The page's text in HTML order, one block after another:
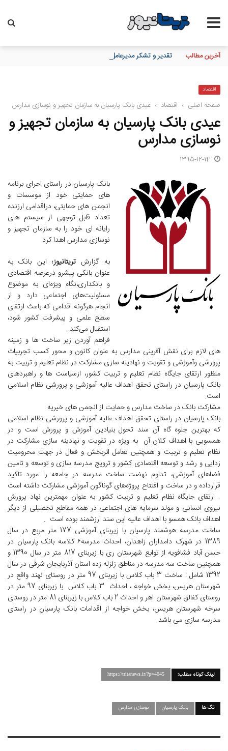
آخرین مطالب تقدیر و تشکر مدیرعامل پست بانک ایران از کلیه همکاران موثر در
اقتصاد
صفحه اصلی › اقتصاد › عیدی بانک پارسیان به سازمان تجهیز و نوسازی مدارس
عیدی بانک پارسیان به سازمان تجهیز و
نوسازی مدارس
1395-12-14
بانک پارسیان در راستای اجرای برنامه
های حمایتی خود از موسسات و
انجمن های حمایتی، دراقدامی ارزنده
تعداد قابل توجهی از سیستم های
رایانه ای خود را به سازمان تجهیز و
نوسازی مدارس اهدا کرد.
به گزارش تریتانیوز؛ این بانک به
عنوان بانکی پیشرو درعرصه اقتصادی
و بانکداری،نگاه ویژه‌ای به موضوع
مسئولیت‌های اجتماعی دارد و از
انجام هرگونه اقدامی که باعث ارتقای
سطح علمی و پیشرفت کشور شود،
استقبال می‌کند.
فراهم آوردن زیر ساخت ها و زمینه
های لازم برای نقش آفرینی مدارس به عنوان کانون و محور کسب تجربیات
پرورشی وآموزشی و تقویت و نهادینه سازی مشارکت در نظام تعلیم و تربیت به
منظور ارتقای جایگاه نظام تعلیم و تربیت کشور، ازسیاست ها و راهبردهای
بانک پارسیان در راستای تحقق اهداف عالیه آموزشی و پرورشی نظام اسلامی
است.
مشارکت بانک در ساخت مدارس و حمایت از انجمن های خیریه
بانک پارسیان در راستای تحقق اهداف عالیه آموزشی و پرورشی نظام اسلامی
که بهترین جلوه گاه آن سند تحول بنیادین آموزش و پرورش است و در
همسویی با اهداف کلان آن به ویژه در تقویت و نهادینه سازی مشارکت در
نظام تعلیم و تربیت و همچنین تعامل اثربخش و فعال در جهت محرومیت
زدایی و رشد و توسعه اقتصادی کشور و ترویج مدرسه سازی و توسعه و تامین
فضاهای آموزشی، تداوم نهضت ساخت مدرسه در جامعه را مورد تاکید
قرارداده و در ساخت و افتتاح پروژه‌های گوناگون آموزشی مشارکت داشته است
. ارتقای جایگاه نظام تعلیم و تربیت کشور به عنوان مهمترین نهاد پرورش
نیروی انسانی و مولد سرمایه های اجتماعی در همه مقاطع تحصیلی از دیگر
اهداف بانک همسو با اهداف عالیه این سند ارزشمند بوده است .
ساخت مدرسه هوشمند پارسیان با زیربنای آموزشی 177 متر مربع در سال
1389 در شهرک دامداران زاهدان، احداث مدرسه۶ کلاسه بانک پارسیان در
حسن آباد فشافویه از توابع شهرستان ری با زیربنای 817 متر در سال 1390 و
همچنین ساخت سه مدرسه در مناطق زلزله زده استان آذربایجان شرقی در سال
1392 شامل : ساخت 3 باب کلاس با زیربنای 97 متر در روستای نهند واقع در
شهرستان هریس، بخش خواجه ، احداث 3 باب کلاس با زیربنای 97 متر در
روستای کفالق شهرستان اهر و احداث 2 باب کلاس با زیربنای 81 متر در روستای
سرخه شهرستان هریس، بخش خواجه از اقدامات بانک پارسیان در راستای
مدرسه سازی می باشد.
لینک کوتاه مطلب: https://tritanews.ir/?p=4045
تگ ها بانک پارسیان نوسازی مدارس